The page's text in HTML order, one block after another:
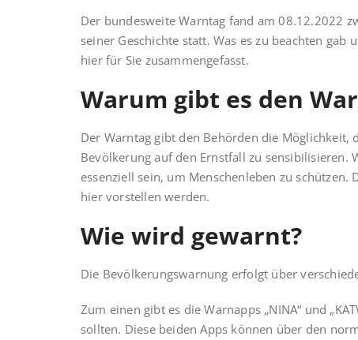
Der bundesweite Warntag fand am 08.12.2022
seiner Geschichte statt. Was es zu beachten
hier für Sie zusammengefasst.
Warum gibt es den
Der Warntag gibt den Behörden die
Bevölkerung auf den Ernst­fall zu sensibilisieren.
essenziell sein, um Menschenleben zu
hier vorstellen werden.
Wie wird gewarnt?
Die Bevölkerungswarnung erfolgt über
Zum einen gibt es die Warnapps „NINA“ und
sollten. Diese beiden Apps können über den